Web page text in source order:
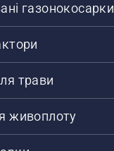
газонокосарки
трави
живоплоту